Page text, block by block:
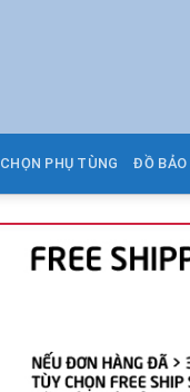
CHỌN PHỤ TÙNG ĐỒ BẢO